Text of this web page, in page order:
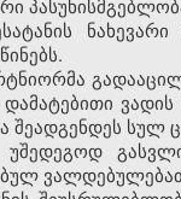
შეადგენდეს სულ
უშედეგოდ